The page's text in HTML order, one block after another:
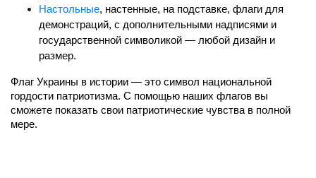
Настольные, настенные, на подставке, флаги для
демонстраций, с дополнительными надписями и
государственной символикой — любой дизайн и
размер.
Флаг Украины в истории — это символ национальной
гордости патриотизма. С помощью наших флагов вы
сможете показать свои патриотические чувства в полной
мере.